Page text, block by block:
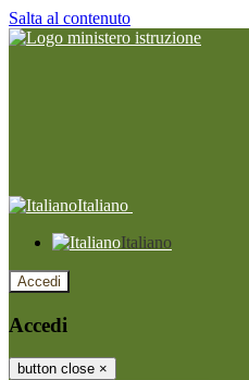
Salta al contenuto
Italiano
Italiano
Accedi
Accedi
button close ×